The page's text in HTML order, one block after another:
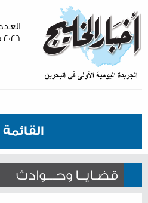
٢٠٢٦ م، الموافق ٢٦ صفر ١٤٤٨هـ
القائمة
قضـايــا وحـــوادث